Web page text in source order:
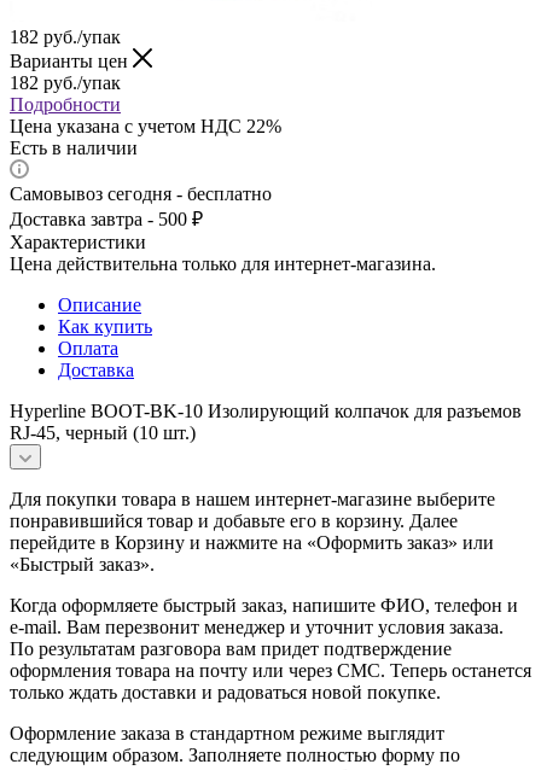
182 руб./упак
Варианты цен
182 руб./упак
Подробности
Цена указана с учетом НДС 22%
Есть в наличии
Самовывоз сегодня - бесплатно
Доставка завтра - 500 ₽
Характеристики
Цена действительна только для интернет-магазина.
Описание
Как купить
Оплата
Доставка
Hyperline BOOT-BK-10 Изолирующий колпачок для разъемов
RJ-45, черный (10 шт.)
Для покупки товара в нашем интернет-магазине выберите
понравившийся товар и добавьте его в корзину. Далее
перейдите в Корзину и нажмите на «Оформить заказ» или
«Быстрый заказ».
Когда оформляете быстрый заказ, напишите ФИО, телефон и
e-mail. Вам перезвонит менеджер и уточнит условия заказа.
По результатам разговора вам придет подтверждение
оформления товара на почту или через СМС. Теперь останется
только ждать доставки и радоваться новой покупке.
Оформление заказа в стандартном режиме выглядит
следующим образом. Заполняете полностью форму по